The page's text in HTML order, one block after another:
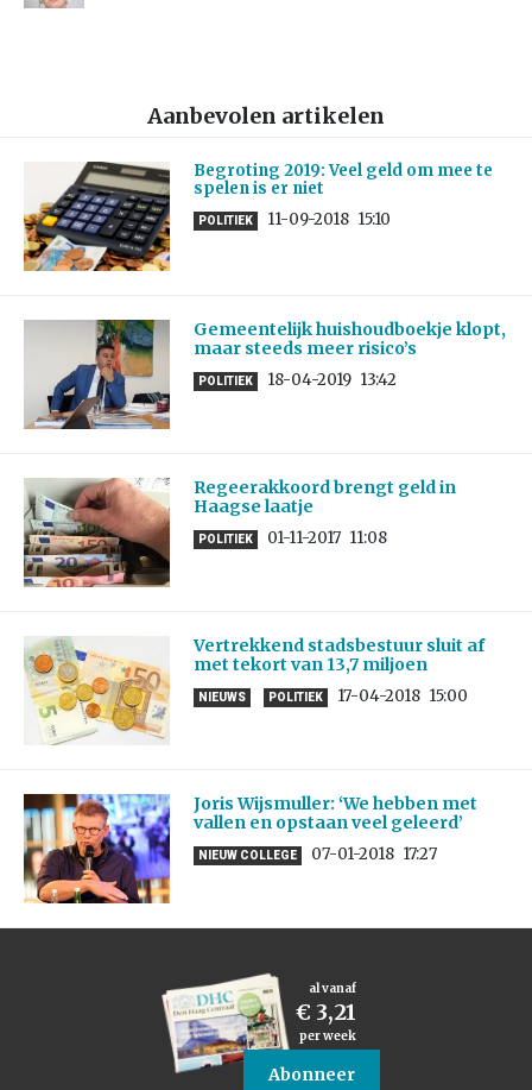
Aanbevolen artikelen
Begroting 2019: Veel geld om mee te
spelen is er niet
POLITIEK 11-09-2018 15:10
Gemeentelijk huishoudboekje klopt,
maar steeds meer risico’s
POLITIEK 18-04-2019 13:42
Regeerakkoord brengt geld in
Haagse laatje
POLITIEK 01-11-2017 11:08
Vertrekkend stadsbestuur sluit af
met tekort van 13,7 miljoen
NIEUWS POLITIEK 17-04-2018 15:00
Joris Wijsmuller: ‘We hebben met
vallen en opstaan veel geleerd’
NIEUW COLLEGE 07-01-2018 17:27
al vanaf
€ 3,21
per week
Abonneer